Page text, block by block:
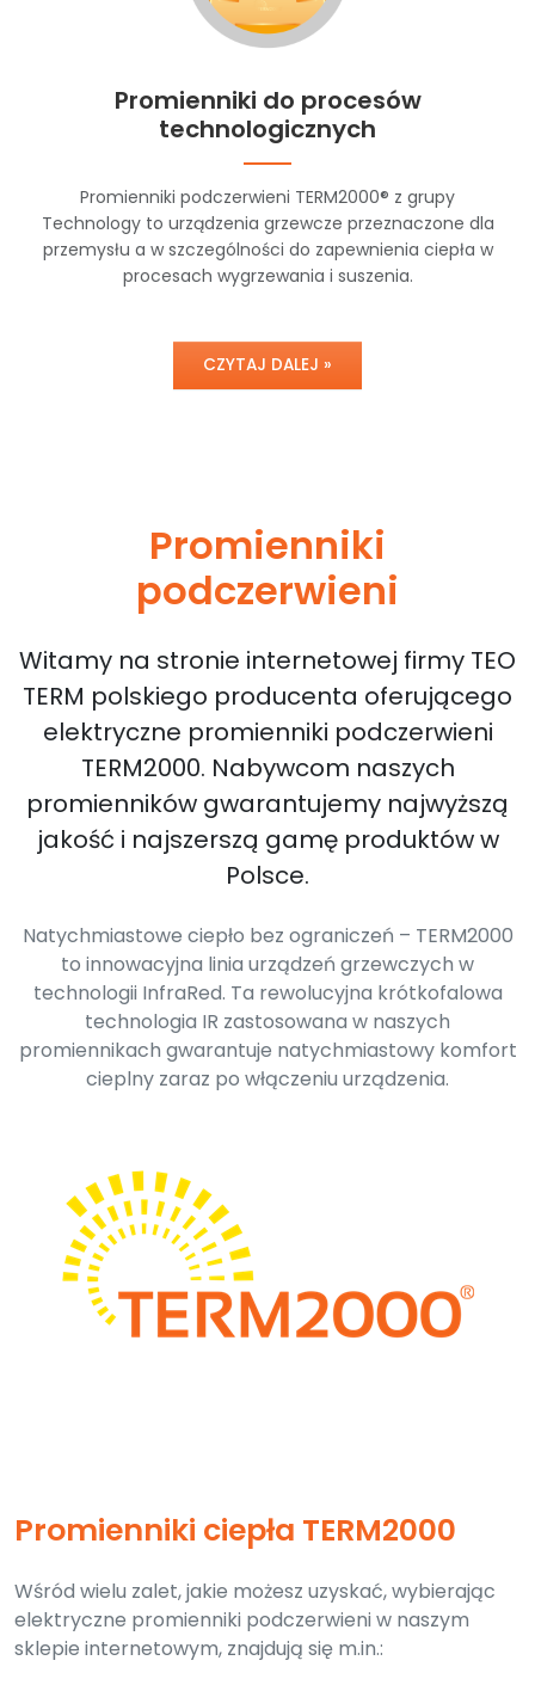
Promienniki do procesów
technologicznych
Promienniki podczerwieni TERM2000® z grupy
Technology to urządzenia grzewcze przeznaczone dla
przemysłu a w szczególności do zapewnienia ciepła w
procesach wygrzewania i suszenia.
CZYTAJ DALEJ »
Promienniki
podczerwieni
Witamy na stronie internetowej firmy TEO
TERM polskiego producenta oferującego
elektryczne promienniki podczerwieni
TERM2000. Nabywcom naszych
promienników gwarantujemy najwyższą
jakość i najszerszą gamę produktów w
Polsce.
Natychmiastowe ciepło bez ograniczeń – TERM2000
to innowacyjna linia urządzeń grzewczych w
technologii InfraRed. Ta rewolucyjna krótkofalowa
technologia IR zastosowana w naszych
promiennikach gwarantuje natychmiastowy komfort
cieplny zaraz po włączeniu urządzenia.
Promienniki ciepła TERM2000
Wśród wielu zalet, jakie możesz uzyskać, wybierając
elektryczne promienniki podczerwieni w naszym
sklepie internetowym, znajdują się m.in.: